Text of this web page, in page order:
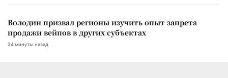
Володин призвал регионы изучить опыт запрета
продажи вейпов в других субъектах
34 минуты назад